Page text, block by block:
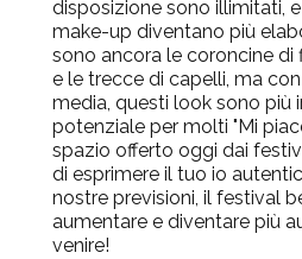
disposizione sono illimitati,
make-up diventano più
sono ancora le coroncine di
e le trecce di capelli, ma
media, questi look sono più
potenziale per molti "Mi
spazio offerto oggi dai
di esprimere il tuo io
nostre previsioni, il festival
aumentare e diventare più
venire!